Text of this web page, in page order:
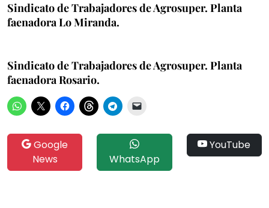
Sindicato de Trabajadores de Agrosuper. Planta
faenadora Lo Miranda.
Sindicato de Trabajadores de Agrosuper. Planta
faenadora Rosario.
Google
News
WhatsApp
YouTube